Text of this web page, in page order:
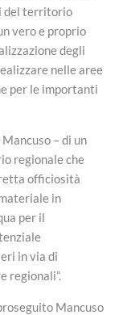
del territorio
vero e proprio
degli
nelle aree
per le importanti
– di un
regionale che
officiosità
in
per il
in via di
regionali”.
Mancuso